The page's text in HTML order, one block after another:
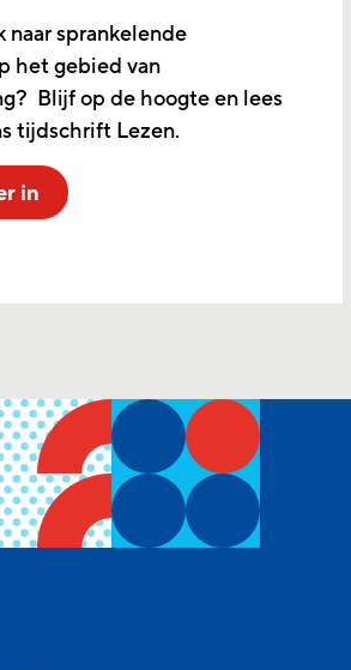
naar sprankelende
het gebied van
Blijf op de hoogte en lees
tijdschrift Lezen.
in